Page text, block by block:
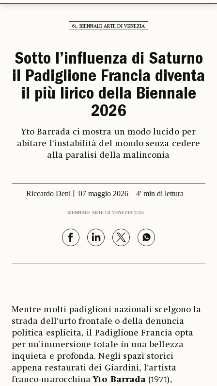
61. BIENNALE ARTE DI VENEZIA
Sotto l’influenza di Saturno
il Padiglione Francia diventa
il più lirico della Biennale
2026
Yto Barrada ci mostra un modo lucido per
abitare l'instabilità del mondo senza cedere
alla paralisi della malinconia
Riccardo Deni 07 maggio 2026 4' min di lettura
BIENNALE ARTE DI VENEZIA 2026
Mentre molti padiglioni nazionali scelgono la
strada dell'urto frontale o della denuncia
politica esplicita, il Padiglione Francia opta
per un’immersione totale in una bellezza
inquieta e profonda. Negli spazi storici
appena restaurati dei Giardini, l’artista
franco-marocchinaYto Barrada (1971),